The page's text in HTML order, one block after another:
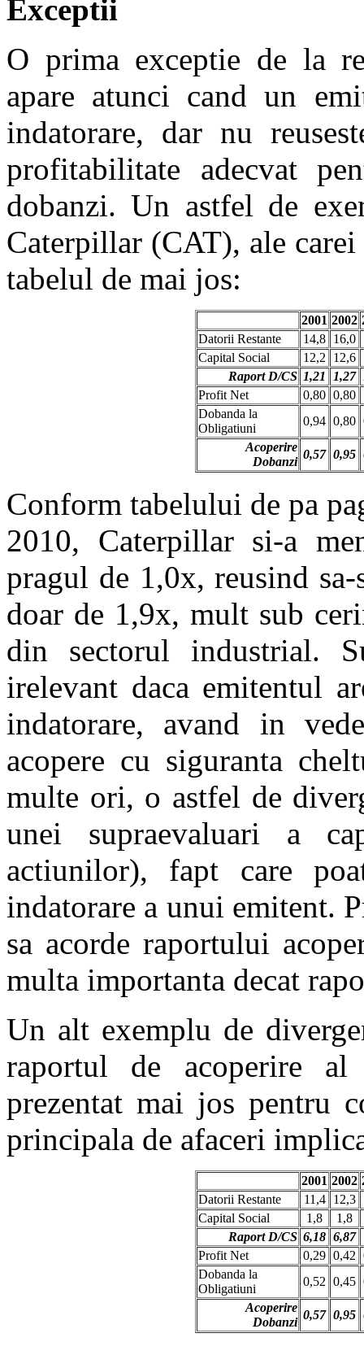
Exceptii
O prima exceptie de la
apare atunci cand un
indatorare, dar nu
profitabilitate adecvat
dobanzi. Un astfel de
Caterpillar (CAT), ale
tabelul de mai jos:
2001 2002
Datorii Restante
14,8 16,0
Capital Social
12,2 12,6
Raport D/CS 1,21 1,27
Profit Net
0,80 0,80
Dobanda la
Obligatiuni
0,94 0,80
Acoperire
Dobanzi
0,57 0,95
Conform tabelului de pa
2010, Caterpillar si-a
pragul de 1,0x, reusind
doar de 1,9x, mult sub
din sectorul industrial.
irelevant daca emitentul
indatorare, avand in
acopere cu siguranta
multe ori, o astfel de
unei supraevaluari a
actiunilor), fapt care
indatorare a unui emitent.
sa acorde raportului
multa importanta decat
Un alt exemplu de
raportul de acoperire
prezentat mai jos pentru
principala de afaceri
2001 2002
Datorii Restante
11,4 12,3
Capital Social
1,8
1,8
Raport D/CS 6,18 6,87
Profit Net
0,29 0,42
Dobanda la
Obligatiuni
0,52 0,45
Acoperire
Dobanzi
0,57 0,95